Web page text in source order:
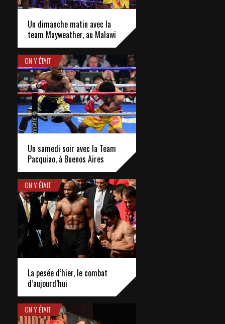
Un dimanche matin avec la
team Mayweather, au Malawi
ON Y ÉTAIT
Un samedi soir avec la Team
Pacquiao, à Buenos Aires
ON Y ÉTAIT
La pesée d’hier, le combat
d’aujourd’hui
ON Y ÉTAIT